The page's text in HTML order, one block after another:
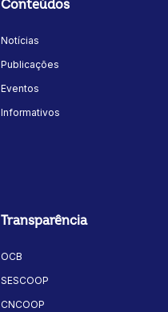
Conteúdos
Notícias
Publicações
Eventos
Informativos
Transparência
OCB
SESCOOP
CNCOOP